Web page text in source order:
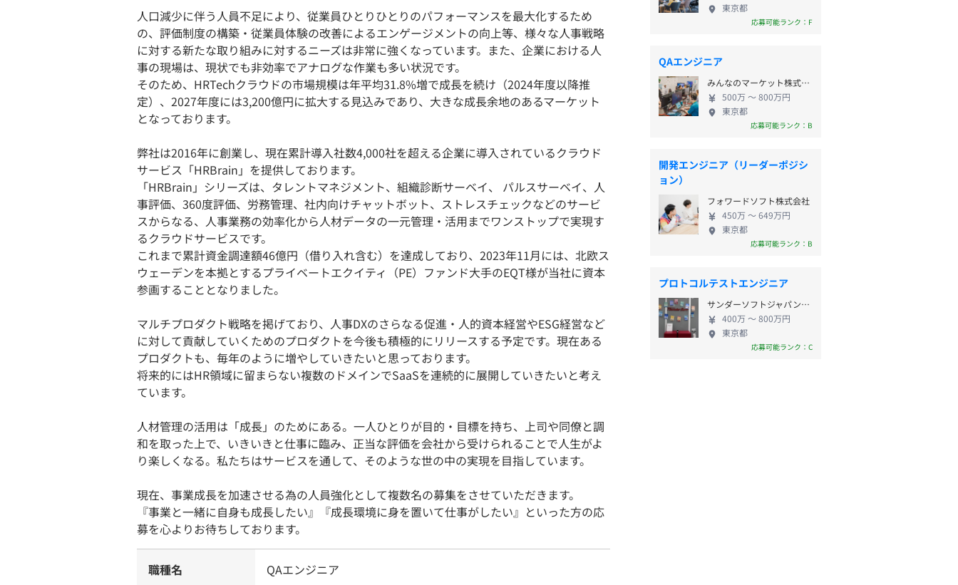
人口減少に伴う人員不足により、従業員ひとりひとりのパフォーマンスを最大化するため
の、評価制度の構築・従業員体験の改善によるエンゲージメントの向上等、様々な人事戦略
に対する新たな取り組みに対するニーズは非常に強くなっています。また、企業における人
事の現場は、現状でも非効率でアナログな作業も多い状況です。
そのため、HRTechクラウドの市場規模は年平均31.8%増で成長を続け（2024年度以降推
定）、2027年度には3,200億円に拡大する見込みであり、大きな成長余地のあるマーケット
となっております。
弊社は2016年に創業し、現在累計導入社数4,000社を超える企業に導入されているクラウド
サービス「HRBrain」を提供しております。
「HRBrain」シリーズは、タレントマネジメント、組織診断サーベイ、 パルスサーベイ、人
事評価、360度評価、労務管理、社内向けチャットボット、ストレスチェックなどのサービ
スからなる、人事業務の効率化から人材データの一元管理・活用までワンストップで実現す
るクラウドサービスです。
これまで累計資金調達額46億円（借り入れ含む）を達成しており、2023年11月には、北欧ス
ウェーデンを本拠とするプライベートエクイティ（PE）ファンド大手のEQT様が当社に資本
参画することとなりました。
マルチプロダクト戦略を掲げており、人事DXのさらなる促進・人的資本経営やESG経営など
に対して貢献していくためのプロダクトを今後も積極的にリリースする予定です。現在ある
プロダクトも、毎年のように増やしていきたいと思っております。
将来的にはHR領域に留まらない複数のドメインでSaaSを連続的に展開していきたいと考え
ています。
人材管理の活用は「成長」のためにある。一人ひとりが目的・目標を持ち、上司や同僚と調
和を取った上で、いきいきと仕事に臨み、正当な評価を会社から受けられることで人生がよ
り楽しくなる。私たちはサービスを通して、そのような世の中の実現を目指しています。
現在、事業成長を加速させる為の人員強化として複数名の募集をさせていただきます。
『事業と一緒に自身も成長したい』『成長環境に身を置いて仕事がしたい』といった方の応
募を心よりお待ちしております。
職種名 QAエンジニア
東京都
応募可能ランク：F
QAエンジニア
みんなのマーケット株式会社
500万 〜 800万円
東京都
応募可能ランク：B
開発エンジニア（リーダーポジシ
ョン）
フォワードソフト株式会社
450万 〜 649万円
東京都
応募可能ランク：B
プロトコルテストエンジニア
サンダーソフトジャパン株式会社
400万 〜 800万円
東京都
応募可能ランク：C